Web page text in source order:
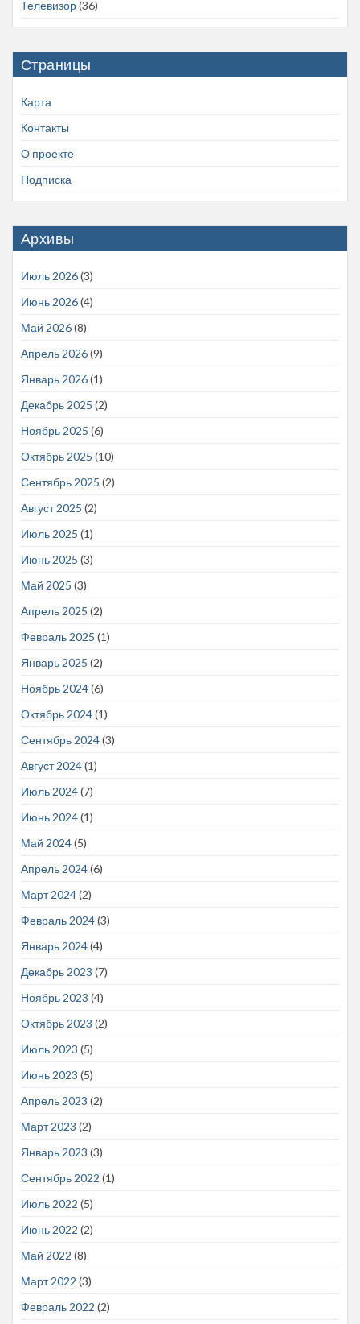
Телевизор(36)
Страницы
Карта
Контакты
О проекте
Подписка
Архивы
Июль 2026(3)
Июнь 2026(4)
Май 2026(8)
Апрель 2026(9)
Январь 2026(1)
Декабрь 2025 (2)
Ноябрь 2025 (6)
Октябрь 2025 (10)
Сентябрь 2025 (2)
Август 2025 (2)
Июль 2025 (1)
Июнь 2025 (3)
Май 2025 (3)
Апрель 2025 (2)
Февраль 2025 (1)
Январь 2025 (2)
Ноябрь 2024(6)
Октябрь 2024(1)
Сентябрь 2024(3)
Август 2024(1)
Июль 2024(7)
Июнь 2024(1)
Май 2024(5)
Апрель 2024(6)
Март 2024(2)
Февраль 2024(3)
Январь 2024(4)
Декабрь 2023 (7)
Ноябрь 2023 (4)
Октябрь 2023 (2)
Июль 2023 (5)
Июнь 2023 (5)
Апрель 2023 (2)
Март 2023 (2)
Январь 2023 (3)
Сентябрь 2022 (1)
Июль 2022 (5)
Июнь 2022 (2)
Май 2022 (8)
Март 2022 (3)
Февраль 2022 (2)